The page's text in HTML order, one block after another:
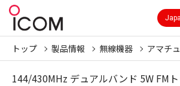
トップ 製品情報 無線機器 アマチ
144/430MHz デュアルバンド 5W FM